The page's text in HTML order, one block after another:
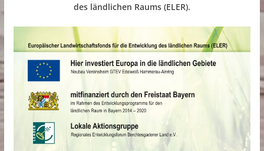
des ländlichen Raums (ELER).